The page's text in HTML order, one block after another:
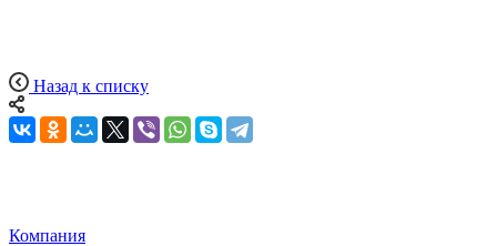
Назад к списку
Компания